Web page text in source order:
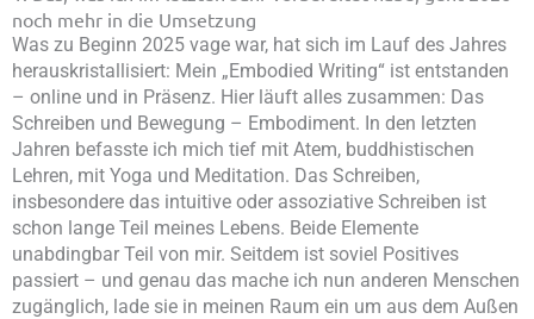
noch mehr in die Umsetzung
Was zu Beginn 2025 vage war, hat sich im Lauf des Jahres
herauskristallisiert: Mein „Embodied Writing“ ist entstanden
– online und in Präsenz. Hier läuft alles zusammen: Das
Schreiben und Bewegung – Embodiment. In den letzten
Jahren befasste ich mich tief mit Atem, buddhistischen
Lehren, mit Yoga und Meditation. Das Schreiben,
insbesondere das intuitive oder assoziative Schreiben ist
schon lange Teil meines Lebens. Beide Elemente
unabdingbar Teil von mir. Seitdem ist soviel Positives
passiert – und genau das mache ich nun anderen Menschen
zugänglich, lade sie in meinen Raum ein um aus dem Außen